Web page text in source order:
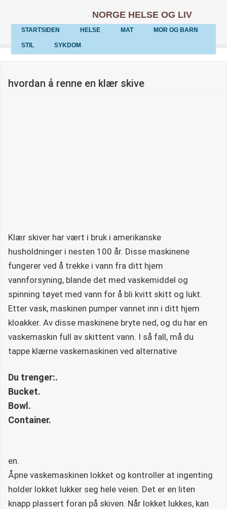
NORGE HELSE OG LIV
STARTSIDEN HELSE MAT MOR OG BARN
STIL SYKDOM
hvordan å renne en klær skive
Klær skiver har vært i bruk i amerikanske
husholdninger i nesten 100 år. Disse maskinene
fungerer ved å trekke i vann fra ditt hjem
vannforsyning, blande det med vaskemiddel og
spinning tøyet med vann for å bli kvitt skitt og lukt.
Etter vask, maskinen pumper vannet inn i ditt hjem
kloakker. Av disse maskinene bryte ned, og du har en
vaskemaskin full av skittent vann. I så fall, må du
tappe klærne vaskemaskinen ved alternative
Du trenger:.
Bucket.
Bowl.
Container.
en.
Åpne vaskemaskinen lokket og kontroller at ingenting
holder lokket lukker seg hele veien. Det er en liten
knapp plassert foran på skiven. Når lokket lukkes, kan